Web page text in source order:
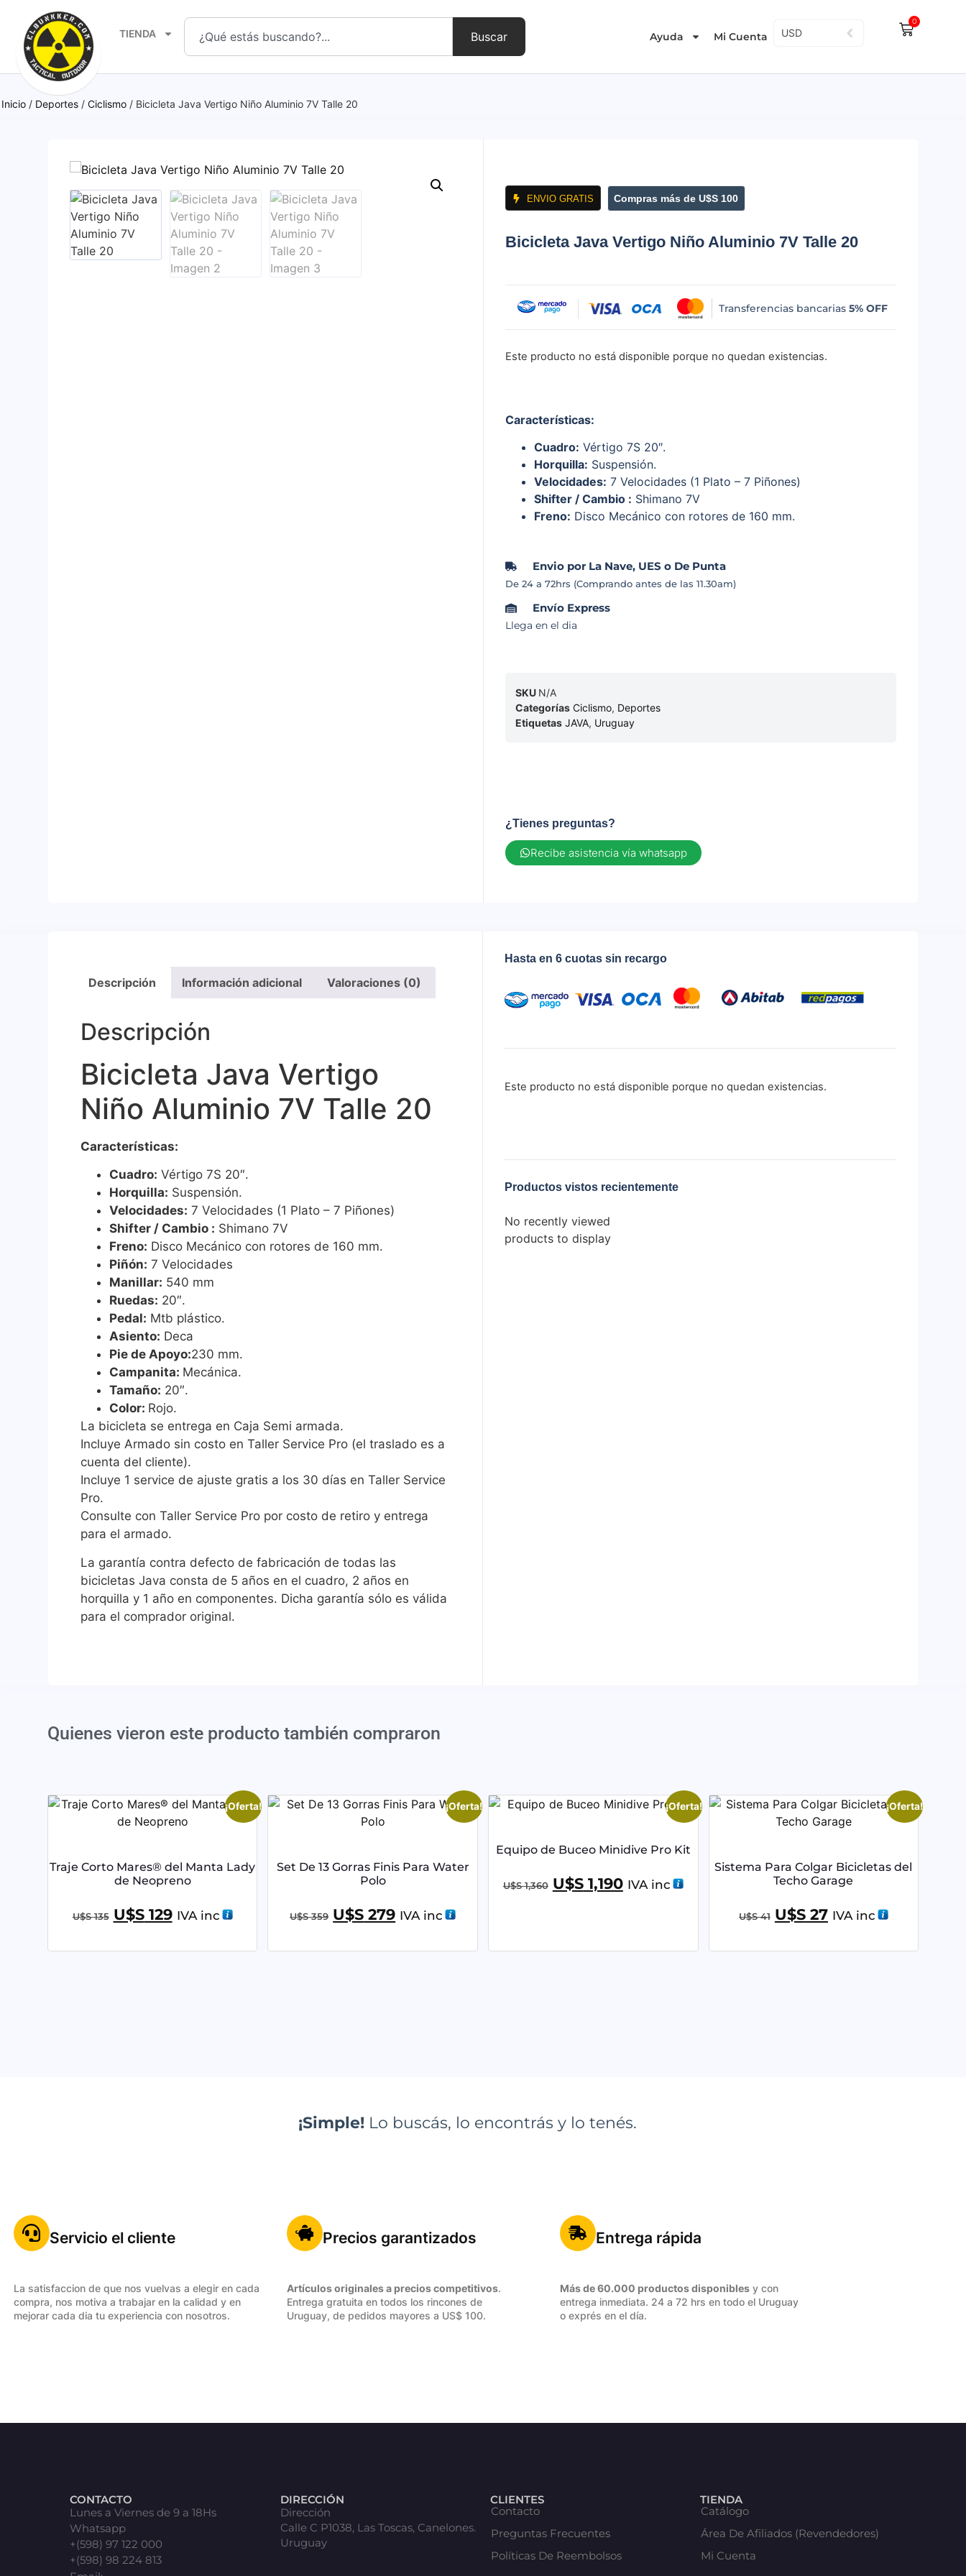
TIENDA Buscar Ayuda Mi Cuenta USD
0
Inicio / Deportes / Ciclismo / Bicicleta Java Vertigo Niño Aluminio 7V Talle 20
ENVIO GRATIS Compras más de U$S 100
Bicicleta Java Vertigo Niño Aluminio 7V Talle 20
Transferencias bancarias 5% OFF
Este producto no está disponible porque no quedan existencias.
Características:
Cuadro: Vértigo 7S 20″.
Horquilla: Suspensión.
Velocidades: 7 Velocidades (1 Plato – 7 Piñones)
Shifter / Cambio : Shimano 7V
Freno: Disco Mecánico con rotores de 160 mm.
Envio por La Nave, UES o De Punta
De 24 a 72hrs (Comprando antes de las 11.30am)
Envío Express
Llega en el dia
SKU N/A
Categorías Ciclismo, Deportes
Etiquetas JAVA, Uruguay
¿Tienes preguntas?
Recibe asistencia vía whatsapp
Descripción Información adicional Valoraciones (0)
Descripción
Bicicleta Java Vertigo
Niño Aluminio 7V Talle 20
Características:
Cuadro: Vértigo 7S 20″.
Horquilla: Suspensión.
Velocidades: 7 Velocidades (1 Plato – 7 Piñones)
Shifter / Cambio : Shimano 7V
Freno: Disco Mecánico con rotores de 160 mm.
Piñón: 7 Velocidades
Manillar: 540 mm
Ruedas: 20″.
Pedal: Mtb plástico.
Asiento: Deca
Pie de Apoyo:230 mm.
Campanita: Mecánica.
Tamaño: 20″.
Color: Rojo.
La bicicleta se entrega en Caja Semi armada.
Incluye Armado sin costo en Taller Service Pro (el traslado es a
cuenta del cliente).
Incluye 1 service de ajuste gratis a los 30 días en Taller Service
Pro.
Consulte con Taller Service Pro por costo de retiro y entrega
para el armado.
La garantía contra defecto de fabricación de todas las
bicicletas Java consta de 5 años en el cuadro, 2 años en
horquilla y 1 año en componentes. Dicha garantía sólo es válida
para el comprador original.
Hasta en 6 cuotas sin recargo
Este producto no está disponible porque no quedan existencias.
Productos vistos recientemente
No recently viewed
products to display
Quienes vieron este producto también compraron
¡Oferta!
Traje Corto Mares® del Manta Lady
de Neopreno
U$S135 U$S129 IVA inc
¡Oferta!
Set De 13 Gorras Finis Para Water
Polo
U$S359 U$S 279 IVA inc
¡Oferta!
Equipo de Buceo Minidive Pro Kit
U$S1,360 U$S1,190 IVA inc
¡Oferta!
Sistema Para Colgar Bicicletas del
Techo Garage
U$S41 U$S27 IVA inc
¡Simple!Lo buscás, lo encontrás y lo tenés.
Servicio el cliente
La satisfaccion de que nos vuelvas a elegir en cada
compra, nos motiva a trabajar en la calidad y en
mejorar cada dia tu experiencia con nosotros.
Precios garantizados
Artículos originales a precios competitivos.
Entrega gratuita en todos los rincones de
Uruguay, de pedidos mayores a US$ 100.
Entrega rápida
Más de 60.000 productos disponiblesy con
entrega inmediata. 24 a 72 hrs en todo el Uruguay
o exprés en el día.
CONTACTO
Lunes a Viernes de 9 a 18Hs
Whatsapp
+(598) 97 122 000
+(598) 98 224 813
DIRECCIÓN
Dirección
Calle C P1038, Las Toscas, Canelones.
Uruguay
CLIENTES
Contacto
Preguntas Frecuentes
Políticas De Reembolsos
TIENDA
Catálogo
Área De Afiliados (Revendedores)
Mi Cuenta